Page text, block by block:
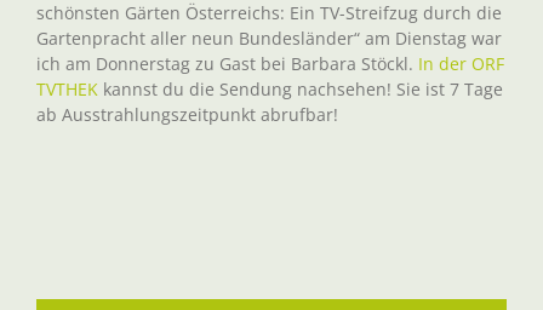
schönsten Gärten Österreichs: Ein TV-Streifzug durch die
Gartenpracht aller neun Bundesländer“ am Dienstag war
ich am Donnerstag zu Gast bei Barbara Stöckl. In der ORF
TVTHEK kannst du die Sendung nachsehen! Sie ist 7 Tage
ab Ausstrahlungszeitpunkt abrufbar!